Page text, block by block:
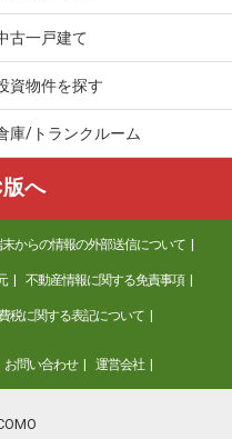
古一戸建て
資物件を探す
庫/トランクルーム
へ
からの情報の外部送信について
不動産情報に関する免責事項
税に関する表記について
お問い合わせ 運営会社